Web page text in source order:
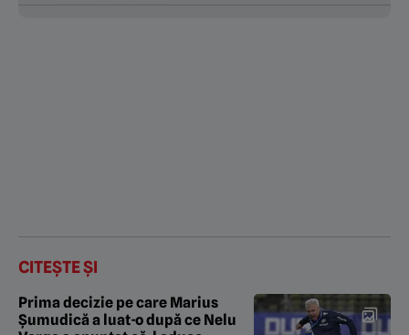
CITEȘTE ȘI
Prima decizie pe care Marius
Șumudică a luat-o după ce Nelu